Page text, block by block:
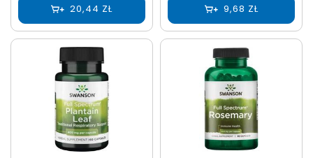
20,44 ZŁ 9,68 ZŁ